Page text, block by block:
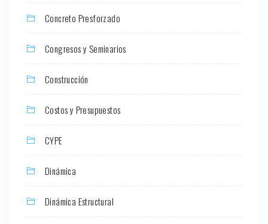
Concreto Presforzado
Congresos y Seminarios
Construcción
Costos y Presupuestos
CYPE
Dinámica
Dinámica Estructural